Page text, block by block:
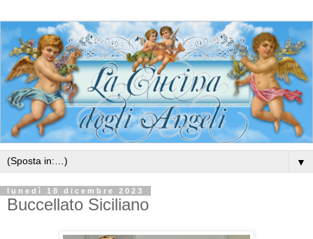
▼
lunedì 18 dicembre 2023
Buccellato Siciliano